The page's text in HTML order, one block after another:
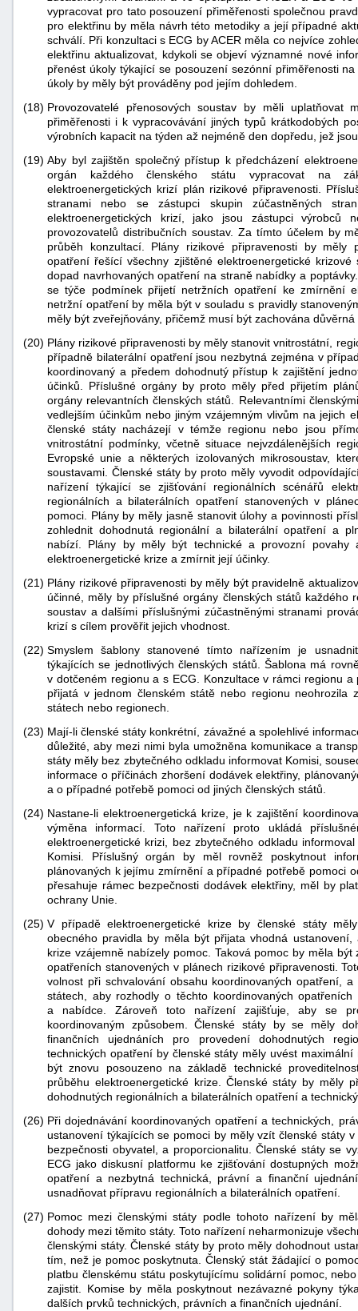
vypracovat pro tato posouzení přiměřenosti společnou
pro elektřinu by měla návrh této metodiky a její případné
schválí. Při konzultaci s ECG by ACER měla co nejvíce
elektřinu aktualizovat, kdykoli se objeví významné nové
přenést úkoly týkající se posouzení sezónní přiměřenosti
úkoly by měly být prováděny pod jejím dohledem.
(18) Provozovatelé přenosových soustav by měli uplatňovat
přiměřenosti i k vypracovávání jiných typů krátkodobých
výrobních kapacit na týden až nejméně den dopředu, jež
(19) Aby byl zajištěn společný přístup k předcházení
orgán každého členského státu vypracovat na
elektroenergetických krizí plán rizikové připravenosti.
stranami nebo se zástupci skupin zúčastněných
elektroenergetických krizí, jako jsou zástupci výrobců
provozovatelů distribučních soustav. Za tímto účelem by
průběh konzultací. Plány rizikové připravenosti by měly
opatření řešící všechny zjištěné elektroenergetické
dopad navrhovaných opatření na straně nabídky a
se týče podmínek přijetí netržních opatření ke zmírnění
netržní opatření by měla být v souladu s pravidly
měly být zveřejňovány, přičemž musí být zachována
(20) Plány rizikové připravenosti by měly stanovit vnitrostátní,
případně bilaterální opatření jsou nezbytná zejména v
koordinovaný a předem dohodnutý přístup k zajištění
účinků. Příslušné orgány by proto měly před přijetím
orgány relevantních členských států. Relevantními
vedlejším účinkům nebo jiným vzájemným vlivům na jejich
členské státy nacházejí v témže regionu nebo jsou
vnitrostátní podmínky, včetně situace nejvzdálenějších
Evropské unie a některých izolovaných mikrosoustav,
soustavami. Členské státy by proto měly vyvodit
nařízení týkající se zjišťování regionálních scénářů
regionálních a bilaterálních opatření stanovených v
pomoci. Plány by měly jasně stanovit úlohy a povinnosti
zohlednit dohodnutá regionální a bilaterální opatření a
nabízí. Plány by měly být technické a provozní
elektroenergetické krize a zmírnit její účinky.
(21) Plány rizikové připravenosti by měly být pravidelně
účinné, měly by příslušné orgány členských států každého
soustav a dalšími příslušnými zúčastněnými stranami
krizí s cílem prověřit jejich vhodnost.
(22) Smyslem šablony stanovené tímto nařízením je
týkajících se jednotlivých členských států. Šablona má
v dotčeném regionu a s ECG. Konzultace v rámci regionu
přijatá v jednom členském státě nebo regionu neohrozila
státech nebo regionech.
(23) Mají-li členské státy konkrétní, závažné a spolehlivé
důležité, aby mezi nimi byla umožněna komunikace a
státy měly bez zbytečného odkladu informovat Komisi,
informace o příčinách zhoršení dodávek elektřiny,
a o případné potřebě pomoci od jiných členských států.
(24) Nastane-li elektroenergetická krize, je k zajištění
výměna informací. Toto nařízení proto ukládá
elektroenergetické krizi, bez zbytečného odkladu
Komisi. Příslušný orgán by měl rovněž poskytnout
plánovaných k jejímu zmírnění a případné potřebě pomoci
přesahuje rámec bezpečnosti dodávek elektřiny, měl by
ochrany Unie.
(25) V případě elektroenergetické krize by členské státy
obecného pravidla by měla být přijata vhodná
krize vzájemně nabízely pomoc. Taková pomoc by měla
opatřeních stanovených v plánech rizikové připravenosti.
volnost při schvalování obsahu koordinovaných opatření,
státech, aby rozhodly o těchto koordinovaných
a nabídce. Zároveň toto nařízení zajišťuje, aby se
koordinovaným způsobem. Členské státy by se měly
finančních ujednáních pro provedení dohodnutých
technických opatření by členské státy měly uvést
být znovu posouzeno na základě technické
průběhu elektroenergetické krize. Členské státy by měly
dohodnutých regionálních a bilaterálních opatření a
(26) Při dojednávání koordinovaných opatření a technických,
ustanovení týkajících se pomoci by měly vzít členské státy
bezpečnosti obyvatel, a proporcionalitu. Členské státy se
ECG jako diskusní platformu ke zjišťování dostupných
opatření a nezbytná technická, právní a finanční
usnadňovat přípravu regionálních a bilaterálních opatření.
(27) Pomoc mezi členskými státy podle tohoto nařízení by
dohody mezi těmito státy. Toto nařízení neharmonizuje
členskými státy. Členské státy by proto měly dohodnout
tím, než je pomoc poskytnuta. Členský stát žádající o
platbu členskému státu poskytujícímu solidární pomoc,
zajistit. Komise by měla poskytnout nezávazné pokyny
dalších prvků technických, právních a finančních ujednání.